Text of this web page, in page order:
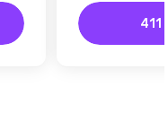
411